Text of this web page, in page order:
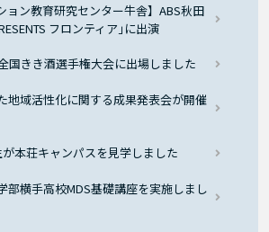
ョン教育研究センター牛舎】ABS秋田
フロンティア｣に出演
国きき酒選手権大会に出場しました
地域活性化に関する成果発表会が開催
本荘キャンパスを見学しました
部横手高校MDS基礎講座を実施しまし